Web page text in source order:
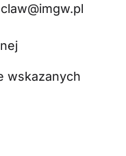
wskazanych